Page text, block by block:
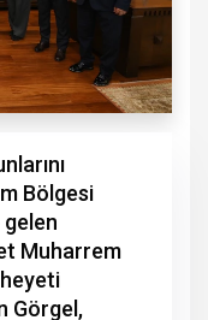
Bölgesi
gelen
Muharrem
Görgel,